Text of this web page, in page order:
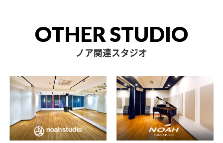
OTHER STUDIO
ノア関連スタジオ